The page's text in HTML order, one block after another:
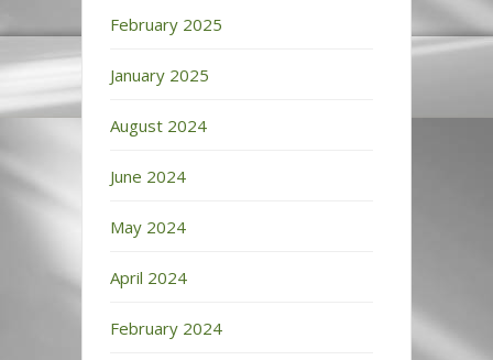
February 2025
January 2025
August 2024
June 2024
May 2024
April 2024
February 2024